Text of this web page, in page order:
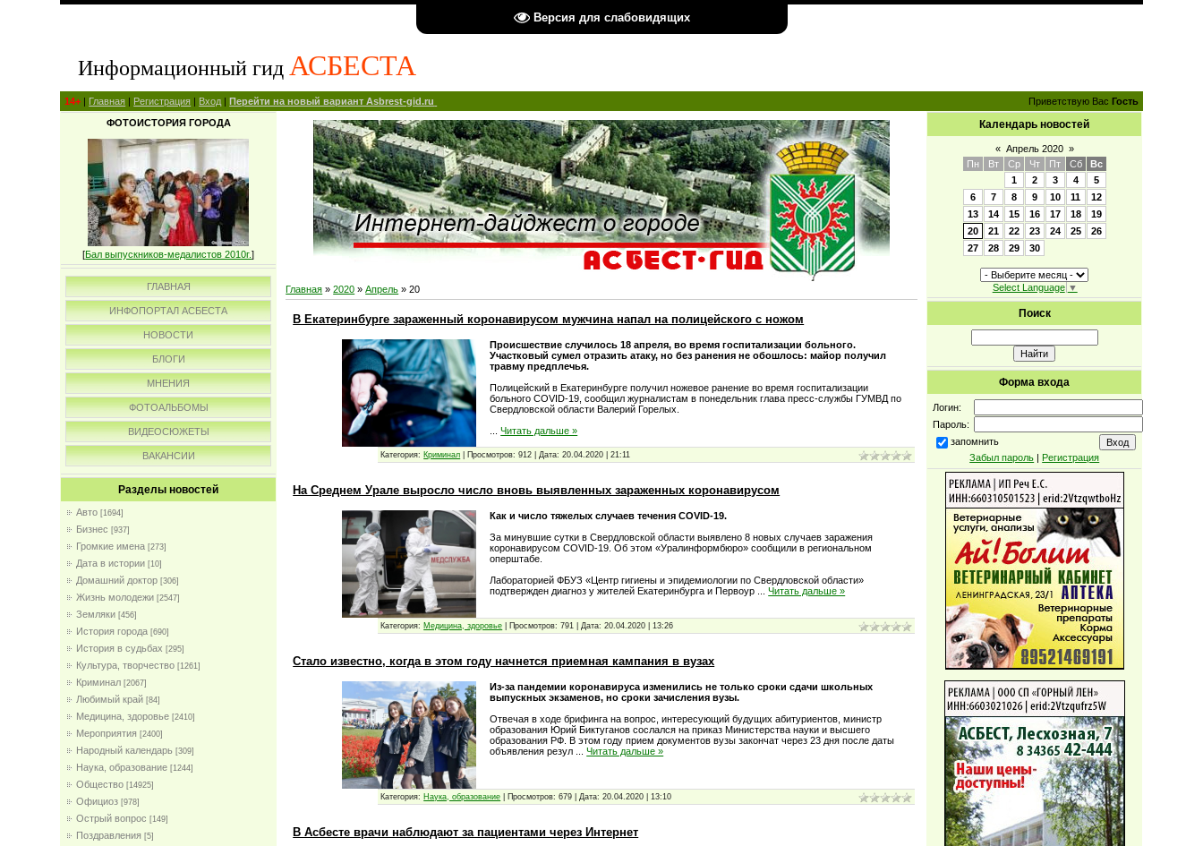
Версия для слабовидящих
Информационный гид АСБЕСТА
14+ | Главная | Регистрация | Вход |Перейти на новый вариант Asbrest-gid.ru Приветствую Вас Гость
ФОТОИСТОРИЯ ГОРОДА
[Бал выпускников-медалистов 2010г.]
ГЛАВНАЯ
ИНФОПОРТАЛ АСБЕСТА
НОВОСТИ
БЛОГИ
МНЕНИЯ
ФОТОАЛЬБОМЫ
ВИДЕОСЮЖЕТЫ
ВАКАНСИИ
Разделы новостей
Авто [1694]
Бизнес [937]
Громкие имена [273]
Дата в истории [10]
Домашний доктор [306]
Жизнь молодежи [2547]
Земляки [456]
История города [690]
История в судьбах [295]
Культура, творчество [1261]
Криминал [2067]
Любимый край [84]
Медицина, здоровье [2410]
Мероприятия [2400]
Народный календарь [309]
Наука, образование [1244]
Общество [14925]
Официоз [978]
Острый вопрос [149]
Поздравления [5]
Главная »2020 » Апрель » 20
В Екатеринбурге зараженный коронавирусом мужчина напал на полицейского с ножом
Происшествие случилось 18 апреля, во время госпитализации больного.
Участковый сумел отразить атаку, но без ранения не обошлось: майор получил
травму предплечья.
Полицейский в Екатеринбурге получил ножевое ранение во время госпитализации
больного COVID-19, сообщил журналистам в понедельник глава пресс-службы ГУМВД по
Свердловской области Валерий Горелых.
...Читать дальше »
Категория: Криминал Просмотров: 912 Дата: 20.04.2020 |21:11
На Среднем Урале выросло число вновь выявленных зараженных коронавирусом
Как и число тяжелых случаев течения COVID-19.
За минувшие сутки в Свердловской области выявлено 8 новых случаев заражения
коронавирусом COVID-19. Об этом «Уралинформбюро» сообщили в региональном
оперштабе.
Лабораторией ФБУЗ «Центр гигиены и эпидемиологии по Свердловской области»
подтвержден диагноз у жителей Екатеринбурга и Первоур
...Читать дальше »
Категория: Медицина, здоровье Просмотров: 791 Дата: 20.04.2020 |13:26
Стало известно, когда в этом году начнется приемная кампания в вузах
Из-за пандемии коронавируса изменились не только сроки сдачи школьных
выпускных экзаменов, но сроки зачисления вузы.
Отвечая в ходе брифинга на вопрос, интересующий будущих абитуриентов, министр
образования Юрий Биктуганов сослался на приказ Министерства науки и высшего
образования РФ. В этом году прием документов вузы закончат через 23 дня после даты
объявления резул
...Читать дальше »
Категория: Наука, образование Просмотров: 679 Дата: 20.04.2020 |13:10
В Асбесте врачи наблюдают за пациентами через Интернет
Календарь новостей
« Апрель 2020 »
Пн
Вт Ср Чт Пт Сб
Вс
1
2 3 4
5
6
7 8 9 10 11
12
13
14 15 16 17 18
19
20
21 22 23 24 25
26
27
28 29 30
Select Language ▼
Поиск
Форма входа
Логин:
Пароль:
запомнить
Забыл пароль | Регистрация